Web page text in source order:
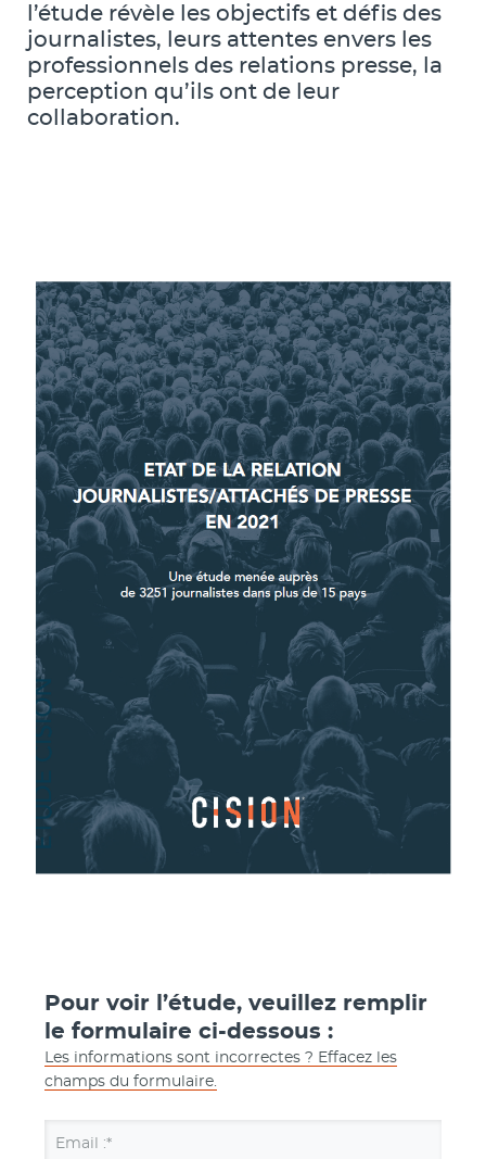
l’étude révèle les objectifs et défis des
journalistes, leurs attentes envers les
professionnels des relations presse, la
perception qu’ils ont de leur
collaboration.
Pour voir l’étude, veuillez remplir
le formulaire ci-dessous :
Les informations sont incorrectes ? Effacez les
champs du formulaire.
Email :*